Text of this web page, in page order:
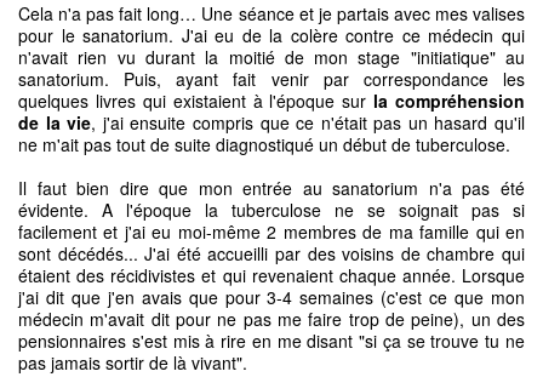
Cela n'a pas fait long… Une séance et je partais avec mes valises
pour le sanatorium. J'ai eu de la colère contre ce médecin qui
n'avait rien vu durant la moitié de mon stage "initiatique" au
sanatorium. Puis, ayant fait venir par correspondance les
quelques livres qui existaient à l'époque sur la compréhension
de la vie, j'ai ensuite compris que ce n'était pas un hasard qu'il
ne m'ait pas tout de suite diagnostiqué un début de tuberculose.
Il faut bien dire que mon entrée au sanatorium n'a pas été
évidente. A l'époque la tuberculose ne se soignait pas si
facilement et j'ai eu moi-même 2 membres de ma famille qui en
sont décédés... J'ai été accueilli par des voisins de chambre qui
étaient des récidivistes et qui revenaient chaque année. Lorsque
j'ai dit que j'en avais que pour 3-4 semaines (c'est ce que mon
médecin m'avait dit pour ne pas me faire trop de peine), un des
pensionnaires s'est mis à rire en me disant "si ça se trouve tu ne
pas jamais sortir de là vivant".